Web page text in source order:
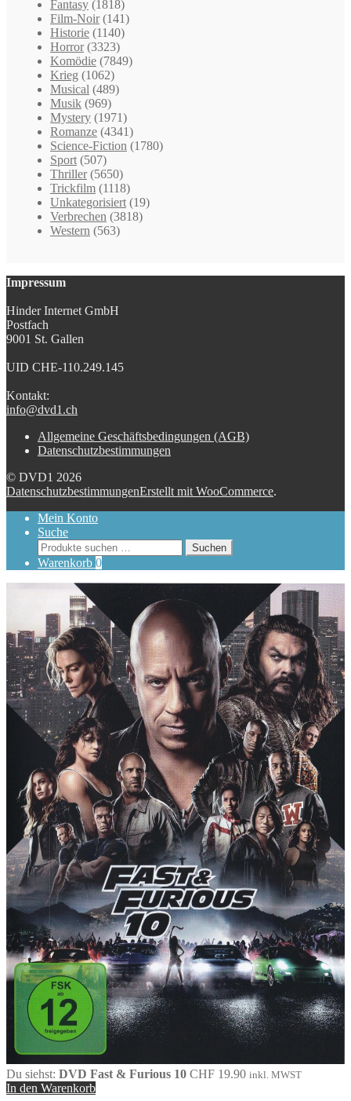
Fantasy (1818)
Film-Noir (141)
Historie (1140)
Horror (3323)
Komödie (7849)
Krieg (1062)
Musical (489)
Musik (969)
Mystery (1971)
Romanze (4341)
Science-Fiction (1780)
Sport (507)
Thriller (5650)
Trickfilm (1118)
Unkategorisiert (19)
Verbrechen (3818)
Western (563)
Impressum
Hinder Internet GmbH
Postfach
9001 St. Gallen
UID CHE-110.249.145
Kontakt:
info@dvd1.ch
Allgemeine Geschäftsbedingungen (AGB)
Datenschutzbestimmungen
© DVD1 2026
DatenschutzbestimmungenErstellt mit WooCommerce.
Mein Konto
Suche
Suchen
nach:
Suchen
Warenkorb 0
Du siehst: DVD Fast & Furious 10 CHF 19.90 inkl. MWST
In den Warenkorb